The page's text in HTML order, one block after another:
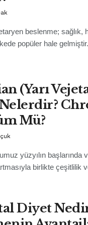
beslenme;
popüler hale
(Yarı
Mü?
yüzyılın
birlikte çeşitlilik
Diyet